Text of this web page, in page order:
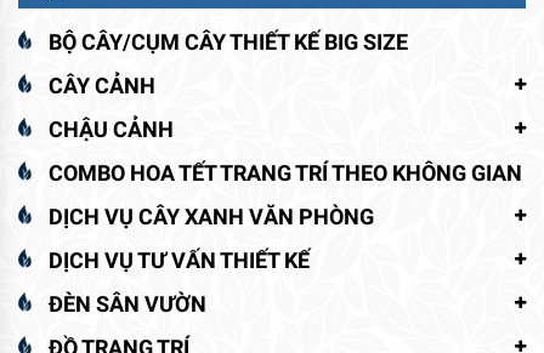
BỘ CÂY/CỤM CÂY THIẾT KẾ BIG SIZE
CÂY CẢNH
CHẬU CẢNH
COMBO HOA TẾT TRANG TRÍ THEO KHÔNG GIAN
DỊCH VỤ CÂY XANH VĂN PHÒNG
DỊCH VỤ TƯ VẤN THIẾT KẾ
ĐÈN SÂN VƯỜN